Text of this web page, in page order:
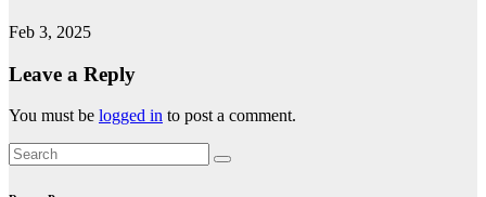
Feb 3, 2025
Leave a Reply
You must be logged in to post a comment.